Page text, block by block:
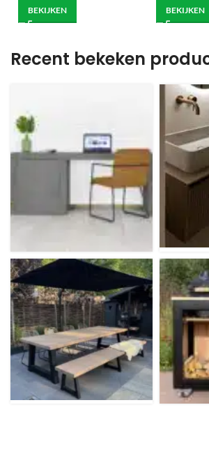
BEKIJKEN BEKIJKEN
Recent bekeken